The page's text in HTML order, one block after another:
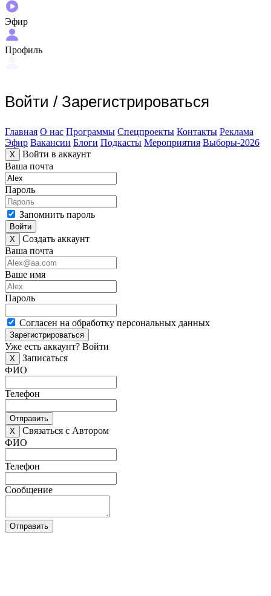
Эфир
Профиль
Войти / Зарегистрироваться
Главная О нас Программы Спецпроекты Контакты Реклама
Эфир Вакансии Блоги Подкасты Мероприятия Выборы-2026
X
Войти в аккаунт
Ваша почта
Пароль
Запомнить пароль
Войти
X
Создать аккаунт
Ваша почта
Ваше имя
Пароль
Согласен на обработку персональных данных
Зарегистрироваться
Уже есть аккаунт? Войти
X
Записаться
ФИО
Телефон
Отправить
X
Связаться с Автором
ФИО
Телефон
Сообщение
Отправить